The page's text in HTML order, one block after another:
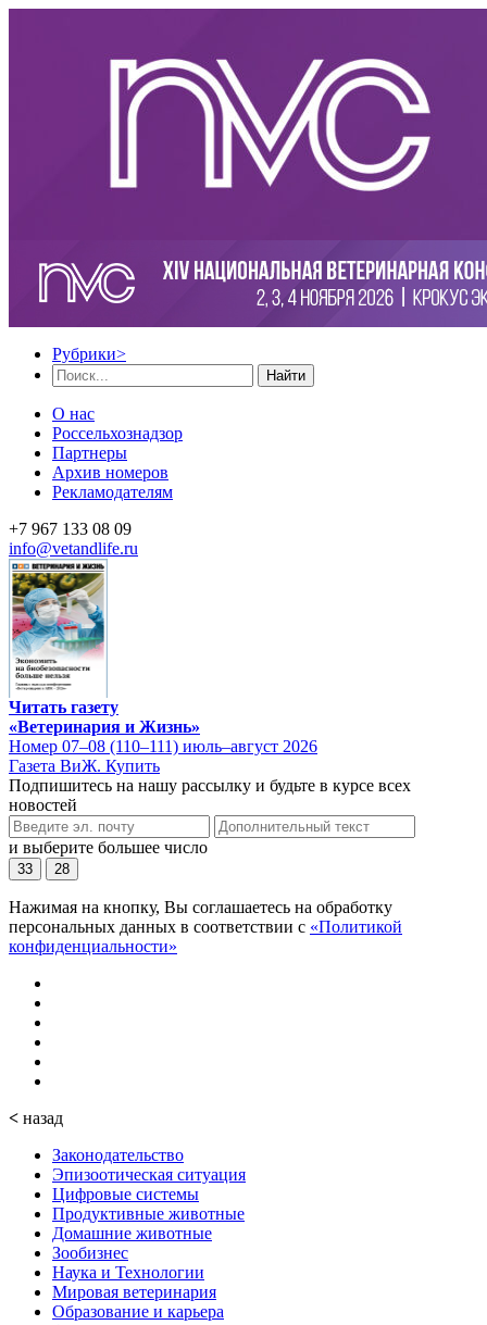
Рубрики>
Найти
О нас
Россельхознадзор
Партнеры
Архив номеров
Рекламодателям
+7 967 133 08 09
info@vetandlife.ru
Читать газету
«Ветеринария и Жизнь»
Номер 07–08 (110–111) июль–август 2026
Газета ВиЖ. Купить
Подпишитесь на нашу рассылку и будьте в курсе всех
новостей
и выберите большее число
33 28
Нажимая на кнопку, Вы соглашаетесь на обработку
персональных данных в соответствии с «Политикой
конфиденциальности»
< назад
Законодательство
Эпизоотическая ситуация
Цифровые системы
Продуктивные животные
Домашние животные
Зообизнес
Наука и Технологии
Мировая ветеринария
Образование и карьера